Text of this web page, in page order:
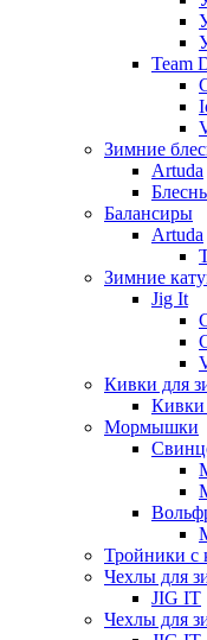
Team
Зимние
Artuda
Балансиры
Artuda
Зимние
Jig It
Кивки для
Кивки
Мормышки
Тройники с
Чехлы для
JIG IT
Чехлы для